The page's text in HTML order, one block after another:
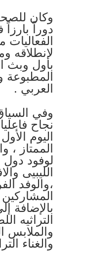
وكان
دوراً
الفعاليات
لانطلاقه
بأول وبث
المطبوعة
العربي .
وفي
نجاح
اليوم
الممتاز ،
لوفود دول
الليبيى
،والوفد
بالإضافة
التراثيه
والملابس
والغناء